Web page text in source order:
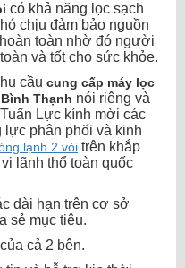
có khả năng lọc sạch
chịu đảm bảo nguồn
toàn nhờ đó người
và tốt cho sức khỏe.
cầu cung cấp máy lọc
Thạnh nói riêng và
Lực kính mời các
lực phân phối và kinh
lạnh 2 vòi trên khắp
lãnh thổ toàn quốc
dài hạn trên cơ sở
sẻ mục tiêu.
cả 2 bên.